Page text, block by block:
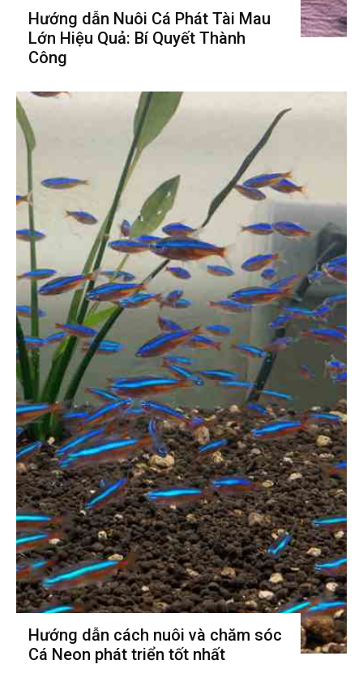
Hướng dẫn Nuôi Cá Phát Tài Mau
Lớn Hiệu Quả: Bí Quyết Thành
Công
Hướng dẫn cách nuôi và chăm sóc
Cá Neon phát triển tốt nhất